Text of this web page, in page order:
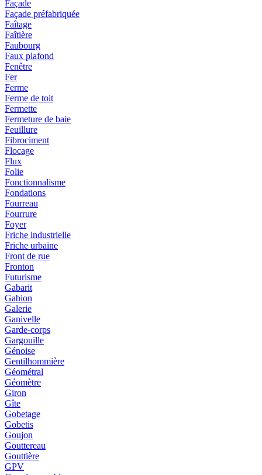
Façade
Façade préfabriquée
Faîtage
Faîtière
Faubourg
Faux plafond
Fenêtre
Fer
Ferme
Ferme de toit
Fermette
Fermeture de baie
Feuillure
Fibrociment
Flocage
Flux
Folie
Fonctionnalisme
Fondations
Fourreau
Fourrure
Foyer
Friche industrielle
Friche urbaine
Front de rue
Fronton
Futurisme
Gabarit
Gabion
Galerie
Ganivelle
Garde-corps
Gargouille
Génoise
Gentilhommière
Géométral
Géomètre
Giron
Gîte
Gobetage
Gobetis
Goujon
Gouttereau
Gouttière
GPV